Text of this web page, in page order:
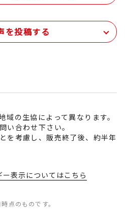
を投稿する
域の生協によって異なります。
い合わせ下さい。
を考慮し、販売終了後、約半年
表示についてはこちら
点のものです。